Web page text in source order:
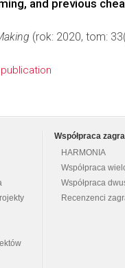
and previous
(rok: 2020, tom:
Współpraca
HARMONIA
Współpraca
Współpraca
Recenzenci